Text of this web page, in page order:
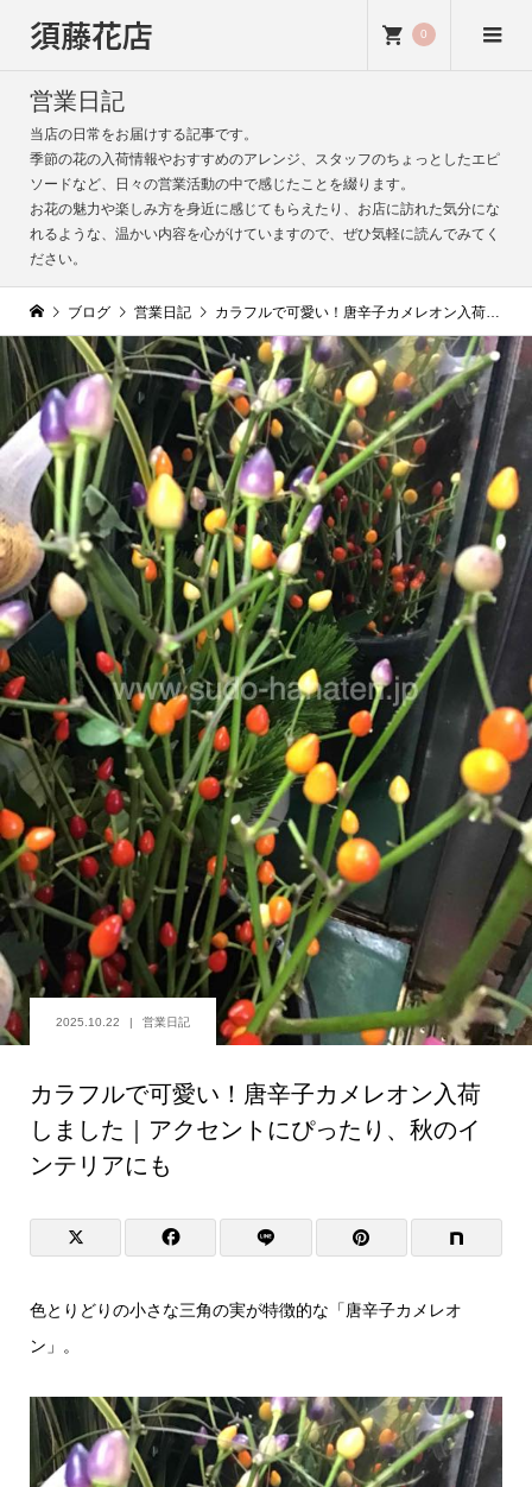
須藤花店 0
営業日記
当店の日常をお届けする記事です。
季節の花の入荷情報やおすすめのアレンジ、スタッフのちょっとしたエピ
ソードなど、日々の営業活動の中で感じたことを綴ります。
お花の魅力や楽しみ方を身近に感じてもらえたり、お店に訪れた気分にな
れるような、温かい内容を心がけていますので、ぜひ気軽に読んでみてく
ださい。
ブログ 営業日記 カラフルで可愛い！唐辛子カメレオン入荷しました｜アクセントにぴったり、秋のインテリアにも
2025.10.22 営業日記
カラフルで可愛い！唐辛子カメレオン入荷
しました｜アクセントにぴったり、秋のイ
ンテリアにも
色とりどりの小さな三角の実が特徴的な「唐辛子カメレオ
ン」。